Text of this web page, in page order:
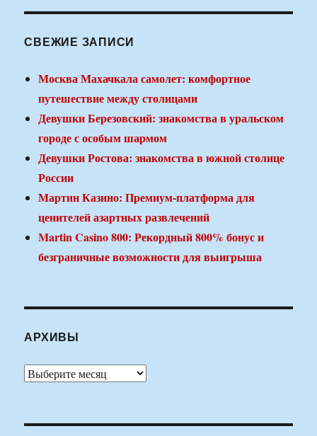
СВЕЖИЕ ЗАПИСИ
Москва Махачкала самолет: комфортное
путешествие между столицами
Девушки Березовский: знакомства в уральском
городе с особым шармом
Девушки Ростова: знакомства в южной столице
России
Мартин Казино: Премиум-платформа для
ценителей азартных развлечений
Martin Casino 800: Рекордный 800% бонус и
безграничные возможности для выигрыша
АРХИВЫ
Архивы